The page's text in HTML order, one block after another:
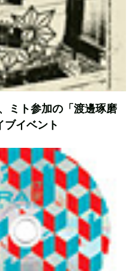
ミト参加の「渡邊琢磨
ブイベント